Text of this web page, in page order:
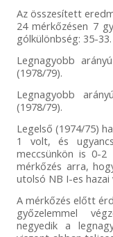
Az összesített
24 mérkőzésen 7
gólkülönbség: 35-33.
Legnagyobb
(1978/79).
Legnagyobb
(1978/79).
Legelső (1974/75)
1 volt, és
meccsünkön is 0-2
mérkőzés arra,
utolsó NB I-es hazai
A mérkőzés előtt
győzelemmel
negyedik a